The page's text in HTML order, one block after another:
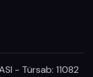
- Türsab: 11082